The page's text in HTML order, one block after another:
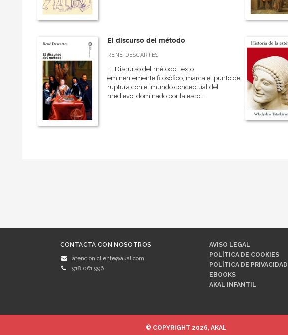
El discurso del método
RENÉ DESCARTES
El Discurso del método, texto
eminentemente filosófico, marca el punto de
ruptura con el mundo conceptual del
medievo, dominado por la escol...
CONTACTA CON NOSOTROS
atencion.cliente@akal.com
918 061 996
AVISO LEGAL
POLÍTICA DE COOKIES
POLÍTICA DE PRIVACIDAD
EBOOKS
AKAL INFANTIL
© COPYRIGHT 2026, AKAL